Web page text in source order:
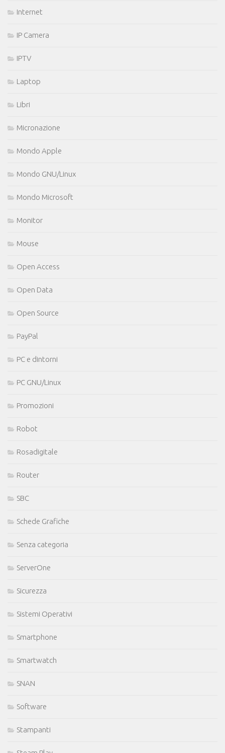
Internet
IP Camera
IPTV
Laptop
Libri
Micronazione
Mondo Apple
Mondo GNU/Linux
Mondo Microsoft
Monitor
Mouse
Open Access
Open Data
Open Source
PayPal
PC e dintorni
PC GNU/Linux
Promozioni
Robot
Rosadigitale
Router
SBC
Schede Grafiche
Senza categoria
ServerOne
Sicurezza
Sistemi Operativi
Smartphone
Smartwatch
SNAN
Software
Stampanti